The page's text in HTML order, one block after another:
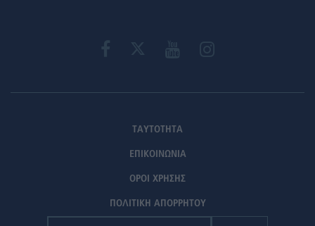
ΤΑΥΤΟΤΗΤΑ
ΕΠΙΚΟΙΝΩΝΙΑ
ΟΡΟΙ ΧΡΗΣΗΣ
ΠΟΛΙΤΙΚΗ ΑΠΟΡΡΗΤΟΥ